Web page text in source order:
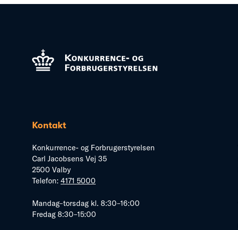
Kontakt
Konkurrence- og Forbrugerstyrelsen
Carl Jacobsens Vej 35
2500 Valby
Telefon: 4171 5000
Mandag–torsdag kl. 8:30–16:00
Fredag 8:30–15:00